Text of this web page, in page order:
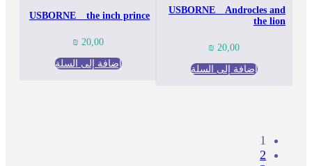
USBORNE _ Androcles and
the lion
20,00
₪
إضافة إلى السلة
USBORNE _ the inch prince
20,00
₪
إضافة إلى السلة